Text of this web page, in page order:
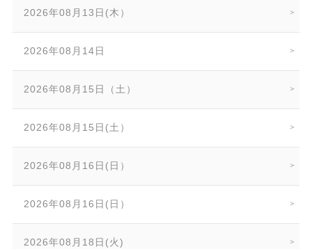
2026年08月13日(木）
2026年08月14日
2026年08月15日（土）
2026年08月15日(土）
2026年08月16日(日）
2026年08月16日(日）
2026年08月18日(火)